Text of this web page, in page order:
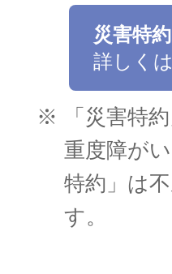
災害特
詳しく
※
「災害特
重度障が
特約」は
す。